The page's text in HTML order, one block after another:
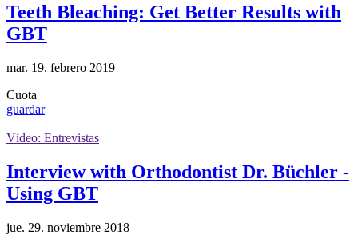
Teeth Bleaching: Get Better Results with
GBT
mar. 19. febrero 2019
Cuota
guardar
Vídeo: Entrevistas
Interview with Orthodontist Dr. Büchler -
Using GBT
jue. 29. noviembre 2018